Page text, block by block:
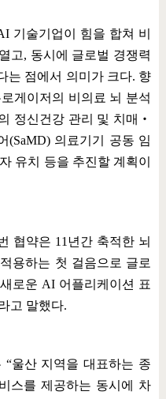
기술기업이 힘을 합쳐 비
고, 동시에 글로벌 경쟁력
는 점에서 의미가 크다. 향
게이저의 비의료 뇌 분석
정신건강 관리 및 치매 ‧
(SaMD) 의료기기 공동 임
유치 등을 추진할 계획이
협약은 11 년간 축적한 뇌
용하는 첫 걸음으로 글로
로운 AI 어플리케이션 표
고 말했다.
“울산 지역을 대표하는 종
스를 제공하는 동시에 차